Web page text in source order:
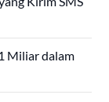
Miliar dalam